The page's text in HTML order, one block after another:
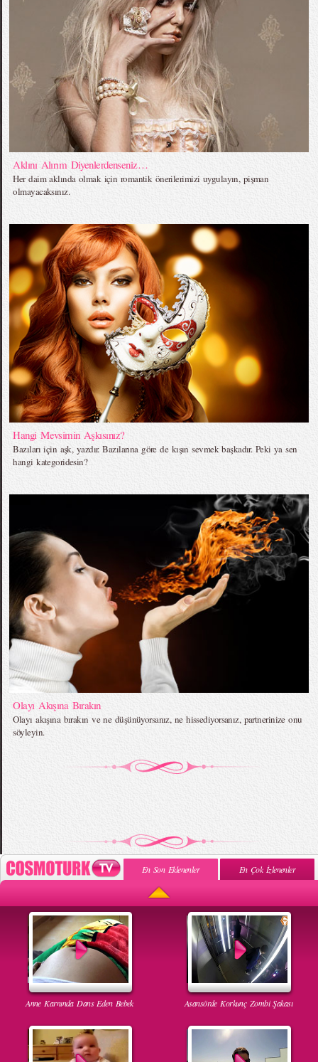
Aklını Alırım Diyenlerdenseniz…
Her daim aklında olmak için romantik önerilerimizi uygulayın, pişman
olmayacaksınız.
Hangi Mevsimin Aşkısınız?
Bazıları için aşk, yazdır. Bazılarına göre de kışın sevmek başkadır. Peki ya sen
hangi kategoridesin?
Olayı Akışına Bırakın
Olayı akışına bırakın ve ne düşünüyorsanız, ne hissediyorsanız, partnerinize onu
söyleyin.
En Son Eklenenler En Çok İzlenenler
Anne Karnında Dans Eden Bebek Asansörde Korkunç Zombi Şakası